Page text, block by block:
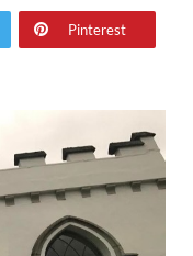
Pinterest